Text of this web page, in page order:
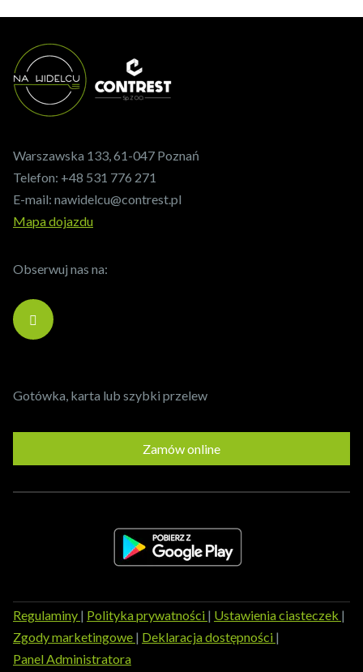
Warszawska 133, 61-047 Poznań
Telefon: +48 531 776 271
E-mail: nawidelcu@contrest.pl
Mapa dojazdu
Obserwuj nas na:
Gotówka, karta lub szybki przelew
Zamów online
Regulaminy | Polityka prywatności | Ustawienia ciasteczek |
Zgody marketingowe | Deklaracja dostępności |
Panel Administratora